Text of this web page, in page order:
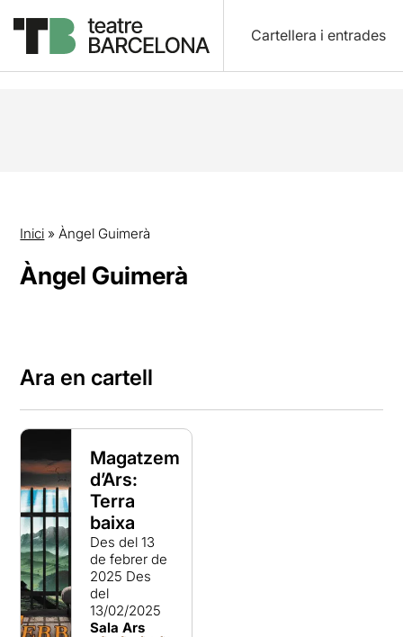
Cartellera i entrades
Inici »Àngel Guimerà
Àngel Guimerà
Ara en cartell
Magatzem
d’Ars:
Terra
baixa
Des del 13
de febrer de
2025 Des
del
13/02/2025
Sala Ars